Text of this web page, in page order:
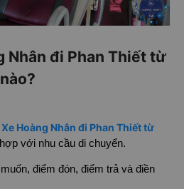
Nhân đi Phan Thiết từ
Xe Hoàng Nhân đi Phan Thiết từ
với nhu cầu di chuyển.
điểm đón, điểm trả và điền